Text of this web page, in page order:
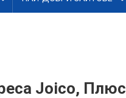
Joico, Плюс